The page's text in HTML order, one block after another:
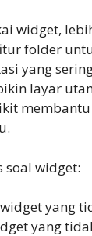
widget,
folder
yang
layar
soal widget:
yang
yang